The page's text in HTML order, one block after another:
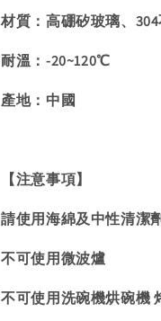
材質：高硼矽玻璃、
耐溫：-20~120℃
產地：中國
【注意事項】
請使用海綿及中性清潔
不可使用微波爐
不可使用洗碗機烘碗機